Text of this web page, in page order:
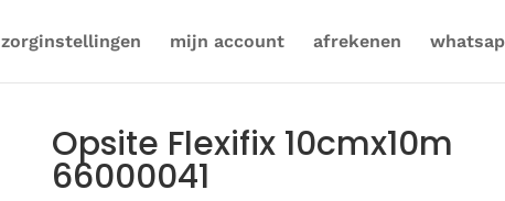
zorginstellingen mijn account afrekenen
Opsite Flexifix 10cmx10m
66000041